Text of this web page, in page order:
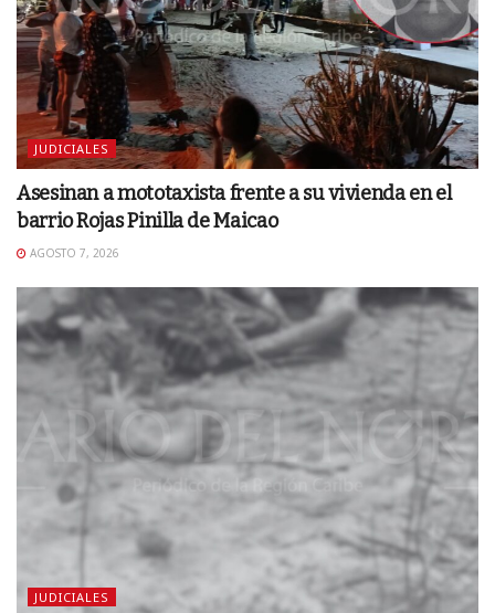
JUDICIALES
Asesinan a mototaxista frente a su vivienda en el
barrio Rojas Pinilla de Maicao
AGOSTO 7, 2026
JUDICIALES